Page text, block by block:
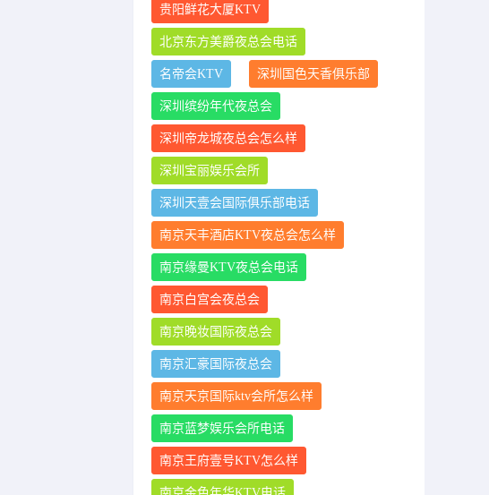
贵阳鲜花大厦KTV
北京东方美爵夜总会电话
名帝会KTV 深圳国色天香俱乐部
深圳缤纷年代夜总会
深圳帝龙城夜总会怎么样
深圳宝丽娱乐会所
深圳天壹会国际俱乐部电话
南京天丰酒店KTV夜总会怎么样
南京缘曼KTV夜总会电话
南京白宫会夜总会
南京晚妆国际夜总会
南京汇豪国际夜总会
南京天京国际ktv会所怎么样
南京蓝梦娱乐会所电话
南京王府壹号KTV怎么样